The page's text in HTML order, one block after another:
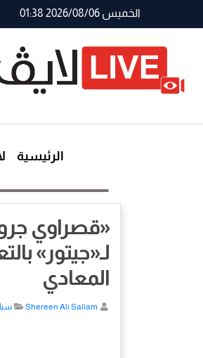
الخميس 2026/08/06 01:38
الرئيسية
«قصراوي
لـ«جيتور»
المعادي
Shereen Ali Sallam